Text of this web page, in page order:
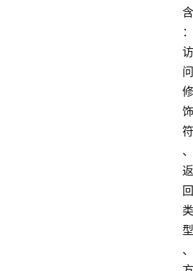
含
：
访
问
修
饰
符
、
返
回
类
型
、